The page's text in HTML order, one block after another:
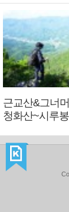
근교산&그너
청화산~시루봉